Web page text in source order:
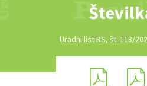
Uradni list RS, št. 118/